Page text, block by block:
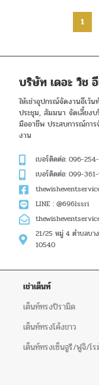
1
บริษัท เดอะ วิช
ให้เช่าอุปกรณ์จัดงานอีเว้
ประชุม, สัมมนา จัดเลี้ยง
มืออาชีพ ประสบการณ์กา
งาน
เบอร์ติดต่อ: 096-
เบอร์ติดต่อ: 099-
LINE : @696lssri
21/25 หมู่ 4 ตำบลบา
10540
เช่าเต็นท์
เต็นท์ทรงปิรามิด
เต็นท์ทรงโค้งขาว
เต็นท์ทรงเซ็นจูรี/ฟูจิ/โ